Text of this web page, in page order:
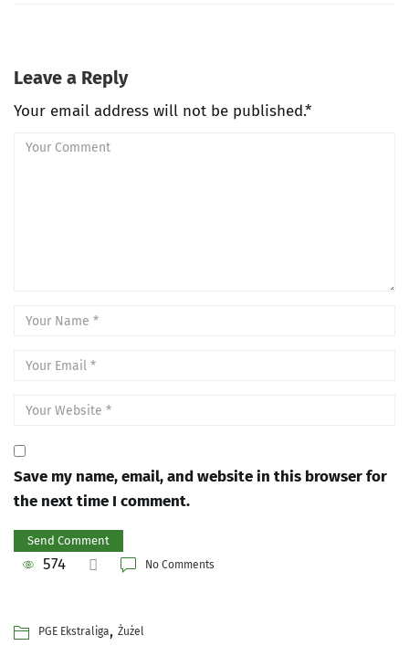
Leave a Reply
Your email address will not be published.*
Save my name, email, and website in this browser for
the next time I comment.
574 No Comments
PGE Ekstraliga, Żużel